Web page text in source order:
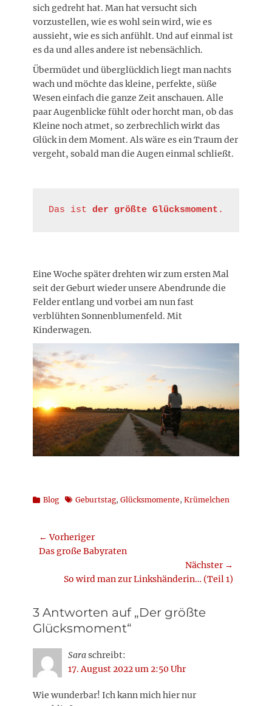
sich gedreht hat. Man hat versucht sich
vorzustellen, wie es wohl sein wird, wie es
aussieht, wie es sich anfühlt. Und auf einmal ist
es da und alles andere ist nebensächlich.
Übermüdet und überglücklich liegt man nachts
wach und möchte das kleine, perfekte, süße
Wesen einfach die ganze Zeit anschauen. Alle
paar Augenblicke fühlt oder horcht man, ob das
Kleine noch atmet, so zerbrechlich wirkt das
Glück in dem Moment. Als wäre es ein Traum der
vergeht, sobald man die Augen einmal schließt.
Das ist der größte Glücksmoment .
Eine Woche später drehten wir zum ersten Mal
seit der Geburt wieder unsere Abendrunde die
Felder entlang und vorbei am nun fast
verblühten Sonnenblumenfeld. Mit
Kinderwagen.
Kategorien
Blog Schlagworte
Geburtstag, Glücksmomente, Krümelchen
Beitragsnavigation
← Vorheriger
Vorheriger
Das große Babyraten
Nächster →
NächsterSo wird man zur Linkshänderin… (Teil 1)
3 Antworten auf „Der größte
Glücksmoment“
Saraschreibt:
17. August 2022 um 2:50 Uhr
Wie wunderbar! Ich kann mich hier nur